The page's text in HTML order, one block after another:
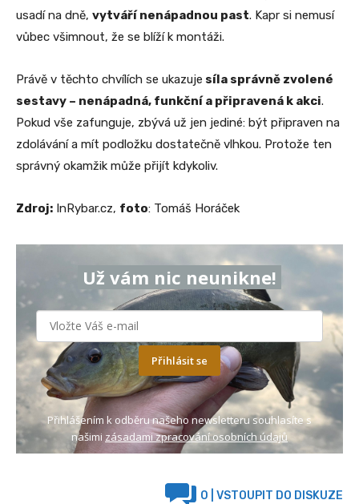
usadí na dně, vytváří nenápadnou past. Kapr si nemusí
vůbec všimnout, že se blíží k montáži.
Právě v těchto chvílích se ukazuje síla správně zvolené
sestavy – nenápadná, funkční a připravená k akci.
Pokud vše zafunguje, zbývá už jen jediné: být připraven na
zdolávání a mít podložku dostatečně vlhkou. Protože ten
správný okamžik může přijít kdykoliv.
Zdroj: InRybar.cz, foto: Tomáš Horáček
Už vám nic neunikne!
Přihlásit se
Přihlášením k odběru našeho newsletteru souhlasíte s
našimi zásadami zpracování osobních údajů
0 | VSTOUPIT DO DISKUZE